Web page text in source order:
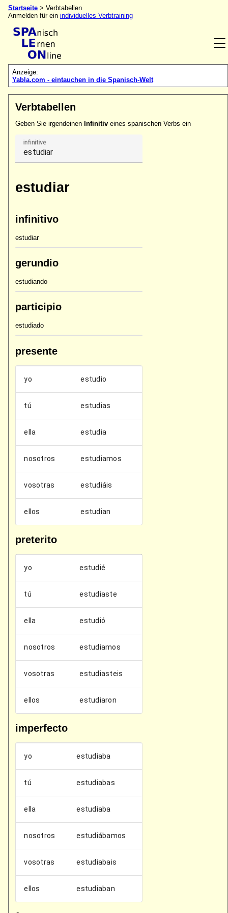
Startseite > Verbtabellen
Anmelden für ein individuelles Verbtraining
Anzeige:
Yabla.com - eintauchen in die Spanisch-Welt
Verbtabellen
Geben Sie irgendeinen Infinitiv eines spanischen Verbs ein